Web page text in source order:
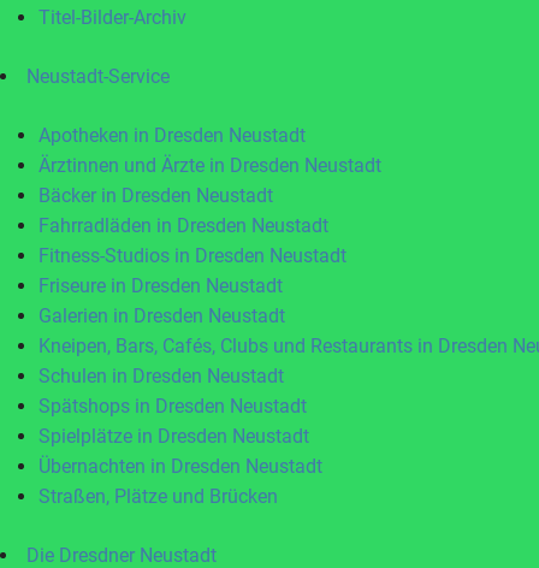
Titel-Bilder-Archiv
Neustadt-Service
Apotheken in Dresden Neustadt
Ärztinnen und Ärzte in Dresden Neustadt
Bäcker in Dresden Neustadt
Fahrradläden in Dresden Neustadt
Fitness-Studios in Dresden Neustadt
Friseure in Dresden Neustadt
Galerien in Dresden Neustadt
Kneipen, Bars, Cafés, Clubs und Restaurants in Dresden
Schulen in Dresden Neustadt
Spätshops in Dresden Neustadt
Spielplätze in Dresden Neustadt
Übernachten in Dresden Neustadt
Straßen, Plätze und Brücken
Die Dresdner Neustadt